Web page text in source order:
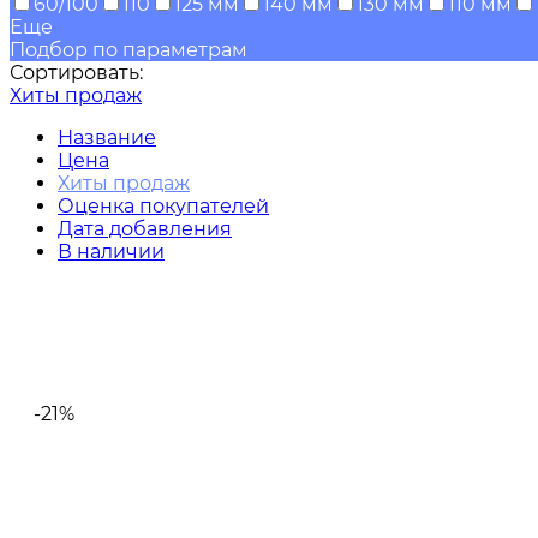
Еще
Подбор по параметрам
Сортировать:
Хиты продаж
Название
Цена
Хиты продаж
Оценка покупателей
Дата добавления
В наличии
-21%